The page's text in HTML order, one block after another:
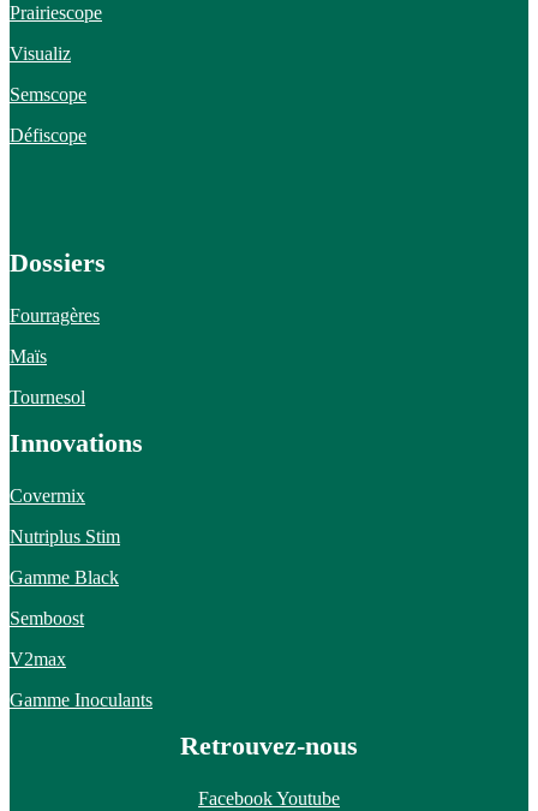
Prairiescope
Visualiz
Semscope
Défiscope
Dossiers
Fourragères
Maïs
Tournesol
Innovations
Covermix
Nutriplus Stim
Gamme Black
Semboost
V2max
Gamme Inoculants
Retrouvez-nous
FacebookYoutube